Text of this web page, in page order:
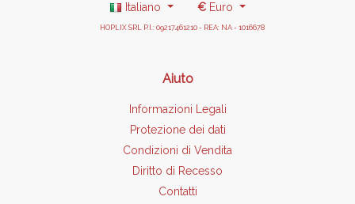
Italiano € Euro
HOPLIX SRL P.I.: 09217461210 - REA: NA - 1016678
Aiuto
Informazioni Legali
Protezione dei dati
Condizioni di Vendita
Diritto di Recesso
Contatti